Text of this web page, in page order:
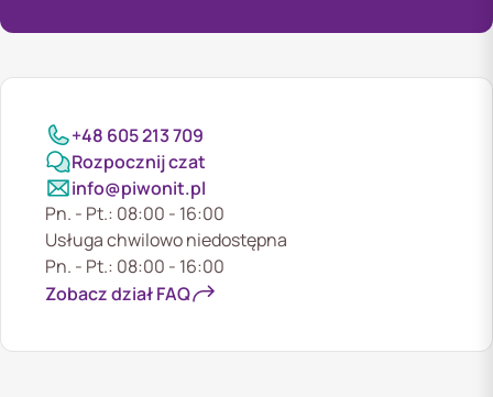
+48 605 213 709
Rozpocznij czat
info@piwonit.pl
Pn. - Pt.: 08:00 - 16:00
Usługa chwilowo niedostępna
Pn. - Pt.: 08:00 - 16:00
Zobacz dział FAQ